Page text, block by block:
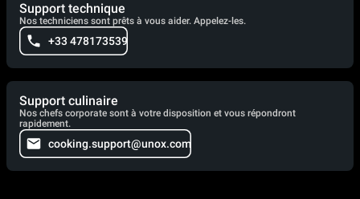
Support technique
Nos techniciens sont prêts à vous aider. Appelez-les.
+33 478173539
Support culinaire
Nos chefs corporate sont à votre disposition et vous répondront
rapidement.
cooking.support@unox.com